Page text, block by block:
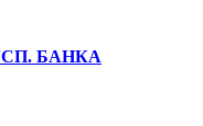
БАНКА